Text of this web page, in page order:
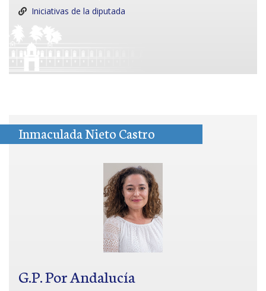
Iniciativas de la diputada
Inmaculada Nieto Castro
G.P. Por Andalucía